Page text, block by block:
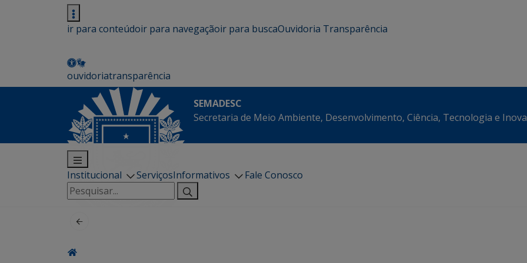
ir para conteúdoir para navegaçãoir para buscaOuvidoria Transparência
ouvidoriatransparência
SEMADESC
Secretaria de Meio Ambiente, Desenvolvimento, Ciência, Tecnologia e
Institucional ServiçosInformativos
Fale Conosco
Pesquisar
por: